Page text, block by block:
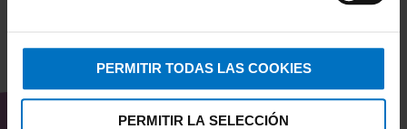
PERMITIR TODAS LAS COOKIES
PERMITIR LA SELECCIÓN
TAMBIÉN TE PUEDE
INTERESAR